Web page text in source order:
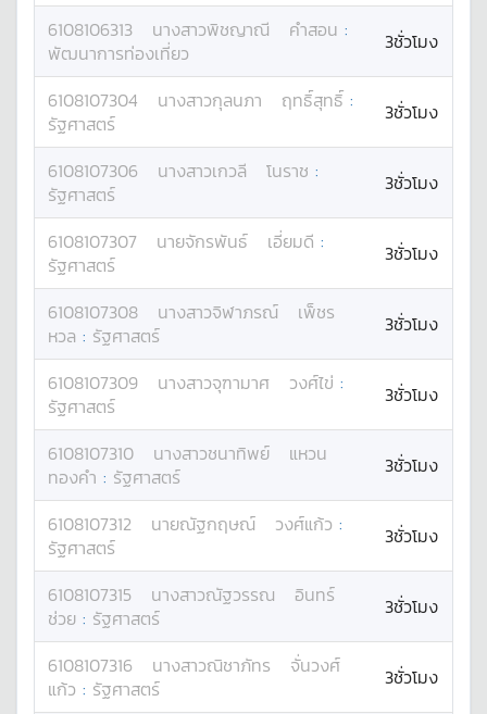
6108106313 นางสาวพิชญาณี คำสอน :
พัฒนาการท่องเที่ยว
3ชั่วโมง
6108107304 นางสาวกุลนภา ฤทธิ์สุทธิ์ :
รัฐศาสตร์
3ชั่วโมง
6108107306 นางสาวเกวลี โนราช :
รัฐศาสตร์
3ชั่วโมง
6108107307 นายจักรพันธ์ เอี่ยมดี :
รัฐศาสตร์
3ชั่วโมง
6108107308 นางสาวจิฬาภรณ์
เพ็ชร
หวล : รัฐศาสตร์ 3ชั่วโมง
6108107309 นางสาวจุฑามาศ วงศ์ไข่ :
รัฐศาสตร์
3ชั่วโมง
6108107310 นางสาวชนาทิพย์
แหวน
ทองคำ : รัฐศาสตร์ 3ชั่วโมง
6108107312 นายณัฐกฤษณ์ วงศ์แก้ว :
รัฐศาสตร์
3ชั่วโมง
6108107315 นางสาวณัฐวรรณ
อินทร์
ช่วย : รัฐศาสตร์ 3ชั่วโมง
6108107316 นางสาวณิชาภัทร
จั่นวงศ์
แก้ว : รัฐศาสตร์ 3ชั่วโมง